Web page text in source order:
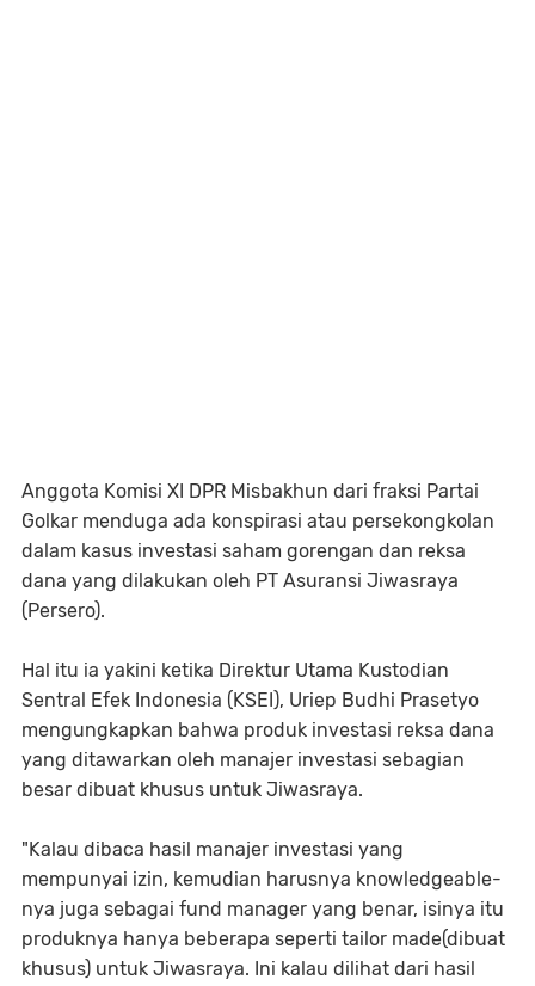
Anggota Komisi XI DPR Misbakhun dari fraksi Partai
Golkar menduga ada konspirasi atau persekongkolan
dalam kasus investasi saham gorengan dan reksa
dana yang dilakukan oleh PT Asuransi Jiwasraya
(Persero).
Hal itu ia yakini ketika Direktur Utama Kustodian
Sentral Efek Indonesia (KSEI), Uriep Budhi Prasetyo
mengungkapkan bahwa produk investasi reksa dana
yang ditawarkan oleh manajer investasi sebagian
besar dibuat khusus untuk Jiwasraya.
"Kalau dibaca hasil manajer investasi yang
mempunyai izin, kemudian harusnya knowledgeable-
nya juga sebagai fund manager yang benar, isinya itu
produknya hanya beberapa seperti tailor made(dibuat
khusus) untuk Jiwasraya. Ini kalau dilihat dari hasil